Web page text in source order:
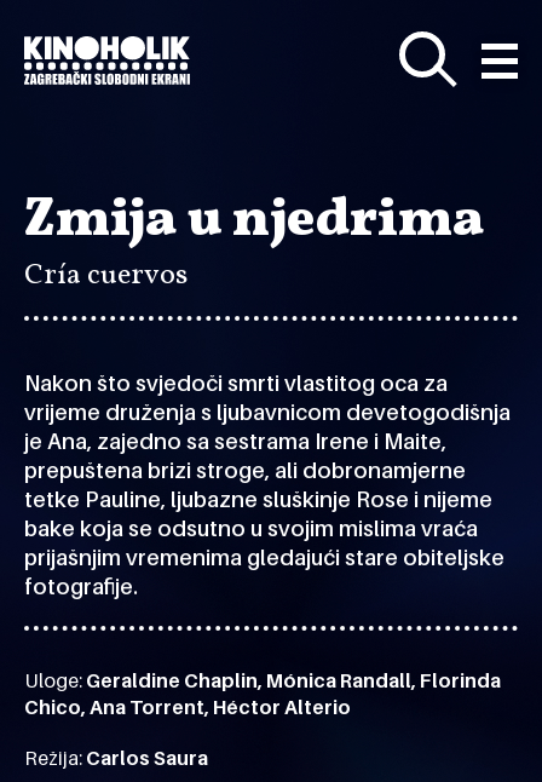
glavni
sadržaj
Zmija u njedrima
Cría cuervos
Nakon što svjedoči smrti vlastitog oca za
vrijeme druženja s ljubavnicom devetogodišnja
je Ana, zajedno sa sestrama Irene i Maite,
prepuštena brizi stroge, ali dobronamjerne
tetke Pauline, ljubazne sluškinje Rose i nijeme
bake koja se odsutno u svojim mislima vraća
prijašnjim vremenima gledajući stare obiteljske
fotografije.
Uloge: Geraldine Chaplin, Mónica Randall, Florinda
Chico, Ana Torrent, Héctor Alterio
Režija: Carlos Saura